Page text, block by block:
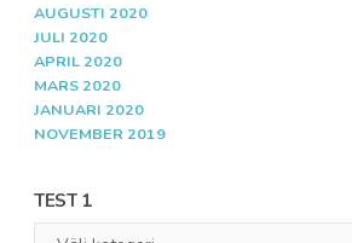
AUGUSTI 2020
JULI 2020
APRIL 2020
MARS 2020
JANUARI 2020
NOVEMBER 2019
TEST 1